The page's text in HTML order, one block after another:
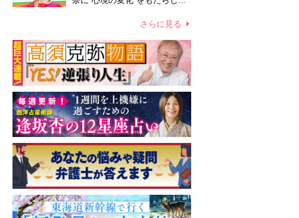
って「がんに蝕まれる母」を演
さらに見る